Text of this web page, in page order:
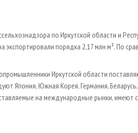
по Иркутской области и
экспортировали порядка 2,17 млн м³. По
Иркутской области
Япония, Южная Корея, Германия,
на международные рынки,